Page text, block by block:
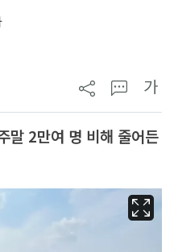
가
2만여 명 비해 줄어든